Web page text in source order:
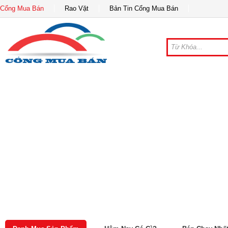
Cổng Mua Bán Rao Vặt Bản Tin Cổng Mua Bán